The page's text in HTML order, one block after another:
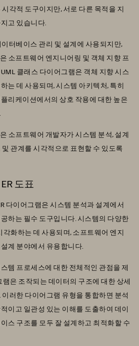
각적 도구이지만, 서로 다른 목적을 지
고 있습니다.
터베이스 관리 및 설계에 사용되지만,
소프트웨어 엔지니어링 및 객체 지향 프
클래스 다이어그램은 객체 지향 시스
는 데 사용되며, 시스템 아키텍처, 특히
리케이션에서의 상호 작용에 대한 높은
소프트웨어 개발자가 시스템 분석, 설계
관계를 시각적으로 표현할 수 있도록
도표
다이어그램은 시스템 분석과 설계에서
하는 필수 도구입니다. 시스템의 다양한
각화하는 데 사용되며, 소프트웨어 엔지
계 분야에서 유용합니다.
템 프로세스에 대한 전체적인 관점을 제
램은 조작되는 데이터의 구조에 대한 상세
러한 다이어그램 유형을 통합하면 분석
이고 일관성 있는 이해를 도출하여 데이
스 구조를 모두 잘 설계하고 최적화할 수